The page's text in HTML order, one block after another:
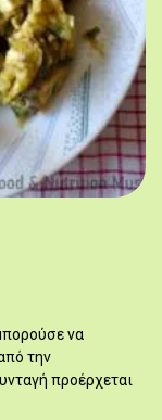
να
την
προέρχεται